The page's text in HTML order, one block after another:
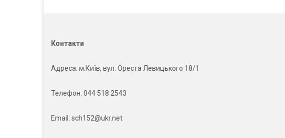
Контакти
Адреса: м.Київ, вул. Ореста Левицького 18/1
Телефон: 044 518 2543
Email: sch152@ukr.net